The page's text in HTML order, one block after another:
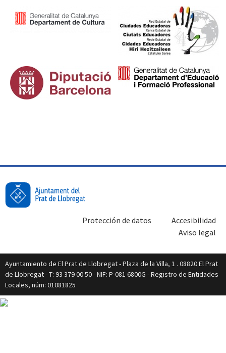
Accesibilidad
Protección de datos
Aviso legal
Ayuntamiento de El Prat de Llobregat - Plaza de la Villa, 1 . 08820 El Prat
de Llobregat - T: 93 379 00 50 - NIF: P-081 6800G - Registro de Entidades
Locales, núm: 01081825